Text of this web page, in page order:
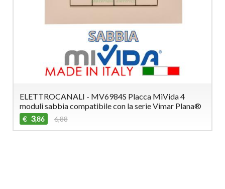
ELETTROCANALI - MV6984S Placca MiVida 4
moduli sabbia compatibile con la serie Vimar Plana®
€ 3,86 6,88